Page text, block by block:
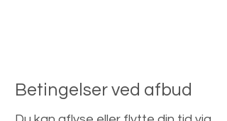
Betingelser ved afbud